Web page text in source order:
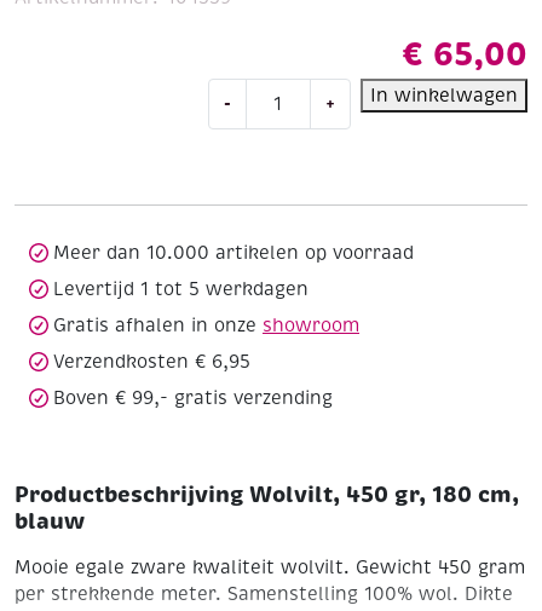
€ 65,00
-
aantal
+ In winkelwagen
Meer dan 10.000 artikelen op voorraad
Levertijd 1 tot 5 werkdagen
Gratis afhalen in onze showroom
Verzendkosten € 6,95
Boven € 99,- gratis verzending
Productbeschrijving Wolvilt, 450 gr, 180 cm,
blauw
Mooie egale zware kwaliteit wolvilt. Gewicht 450 gram
per strekkende meter. Samenstelling 100% wol. Dikte